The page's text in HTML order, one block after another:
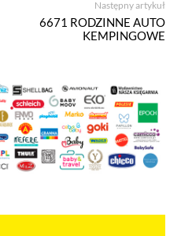
Następny artykuł
6671 RODZINNE AUTO
KEMPINGOWE